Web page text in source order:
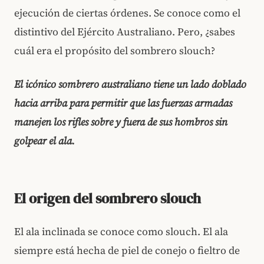
ejecución de ciertas órdenes. Se conoce como el
distintivo del Ejército Australiano. Pero, ¿sabes
cuál era el propósito del sombrero slouch?
El icónico sombrero australiano tiene un lado doblado
hacia arriba para permitir que las fuerzas armadas
manejen los rifles sobre y fuera de sus hombros sin
golpear el ala.
El origen del sombrero slouch
El ala inclinada se conoce como slouch. El ala
siempre está hecha de piel de conejo o fieltro de